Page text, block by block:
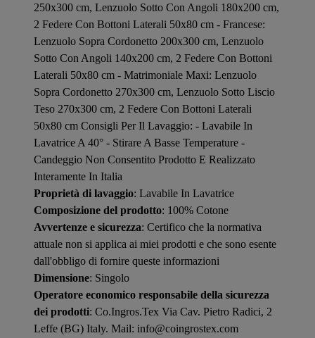
250x300 cm, Lenzuolo Sotto Con Angoli 180x200 cm,
2 Federe Con Bottoni Laterali 50x80 cm - Francese:
Lenzuolo Sopra Cordonetto 200x300 cm, Lenzuolo
Sotto Con Angoli 140x200 cm, 2 Federe Con Bottoni
Laterali 50x80 cm - Matrimoniale Maxi: Lenzuolo
Sopra Cordonetto 270x300 cm, Lenzuolo Sotto Liscio
Teso 270x300 cm, 2 Federe Con Bottoni Laterali
50x80 cm Consigli Per Il Lavaggio: - Lavabile In
Lavatrice A 40° - Stirare A Basse Temperature -
Candeggio Non Consentito Prodotto E Realizzato
Interamente In Italia
Proprietà di lavaggio: Lavabile In Lavatrice
Composizione del prodotto: 100% Cotone
Avvertenze e sicurezza: Certifico che la normativa
attuale non si applica ai miei prodotti e che sono esente
dall'obbligo di fornire queste informazioni
Dimensione: Singolo
Operatore economico responsabile della sicurezza
dei prodotti: Co.Ingros.Tex Via Cav. Pietro Radici, 2
Leffe (BG) Italy. Mail: info@coingrostex.com